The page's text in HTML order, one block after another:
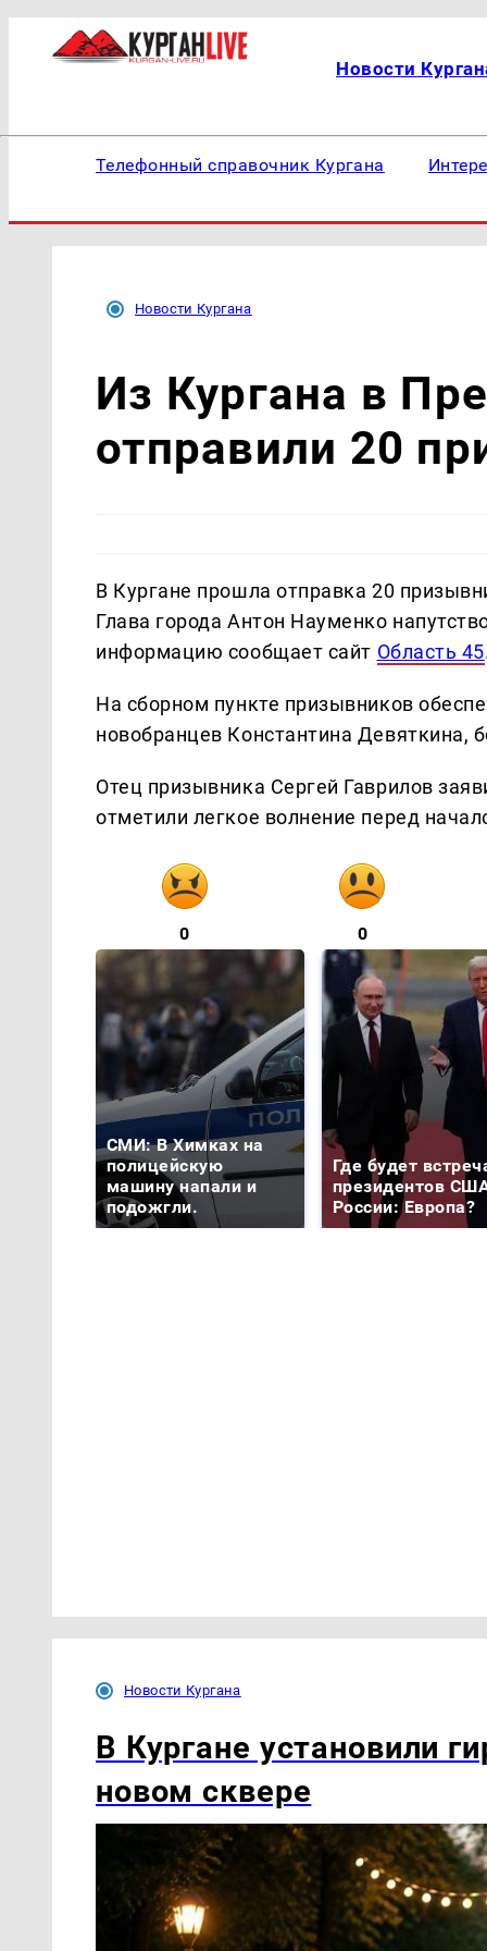
Новости
Телефонный справочник Кургана
Новости Кургана
Из Кургана в
отправили 20
В Кургане прошла отправка 20
Глава города Антон Науменко
информацию сообщает сайт Область 45
На сборном пункте призывников
новобранцев Константина Девяткина,
Отец призывника Сергей Гаврилов
отметили легкое волнение перед
0 0
СМИ: В Химках на
полицейскую
машину напали и
подожгли.
Где будет
президентов
России: Европа?
Новости Кургана
В Кургане установили
новом сквере